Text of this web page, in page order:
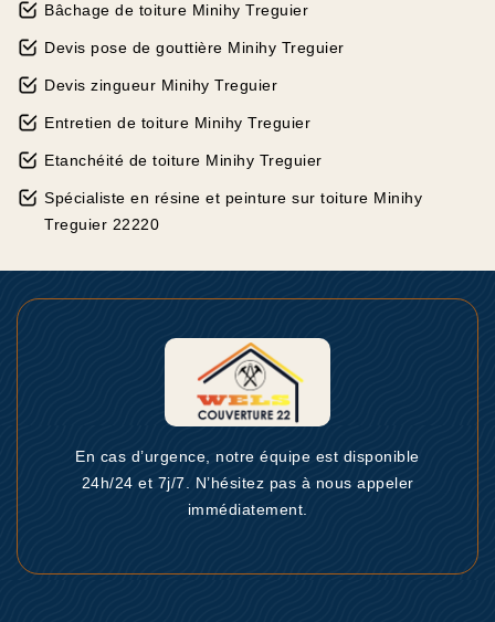
Bâchage de toiture Minihy Treguier
Devis pose de gouttière Minihy Treguier
Devis zingueur Minihy Treguier
Entretien de toiture Minihy Treguier
Etanchéité de toiture Minihy Treguier
Spécialiste en résine et peinture sur toiture Minihy
Treguier 22220
En cas d’urgence, notre équipe est disponible
24h/24 et 7j/7. N’hésitez pas à nous appeler
immédiatement.